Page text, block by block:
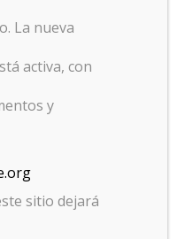
La nueva
activa, con
y
sitio dejará